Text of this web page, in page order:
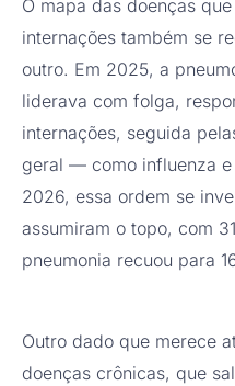
O mapa das doenças
internações também se
outro. Em 2025, a
liderava com folga,
internações, seguida
geral — como influenza
2026, essa ordem se
assumiram o topo, com
pneumonia recuou para
Outro dado que merece
doenças crônicas, que